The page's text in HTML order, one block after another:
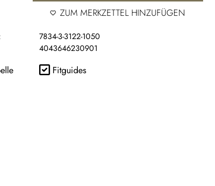
ZUM MERKZETTEL HINZUFÜGEN
7834-3-3122-1050
4043646230901
Fitguides